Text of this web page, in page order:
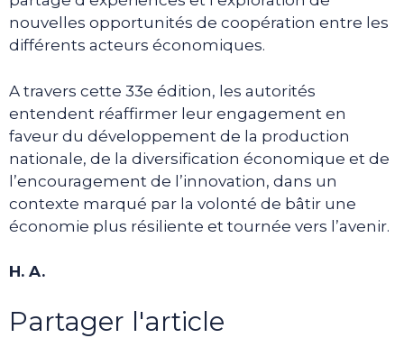
nouvelles opportunités de coopération entre les
différents acteurs économiques.
A travers cette 33e édition, les autorités
entendent réaffirmer leur engagement en
faveur du développement de la production
nationale, de la diversification économique et de
l’encouragement de l’innovation, dans un
contexte marqué par la volonté de bâtir une
économie plus résiliente et tournée vers l’avenir.
H. A.
Partager l'article